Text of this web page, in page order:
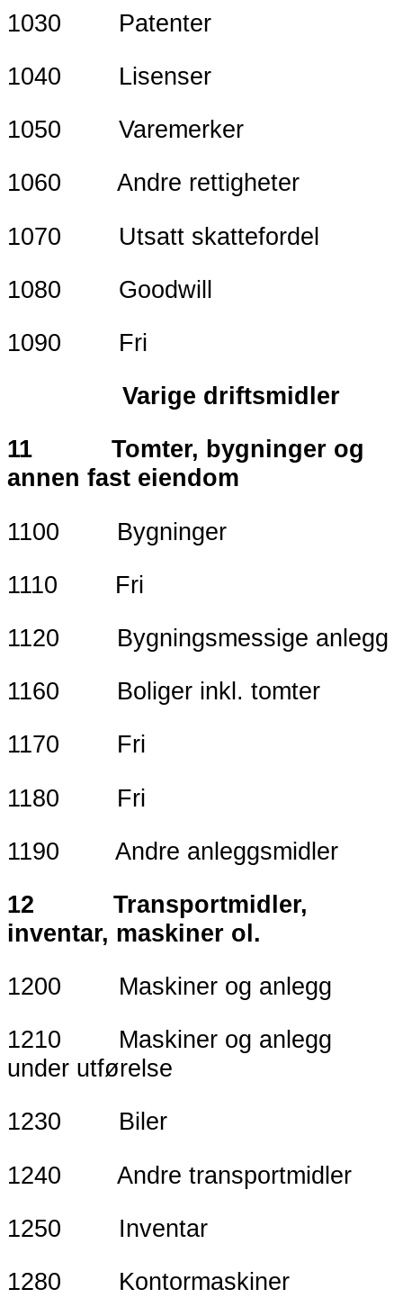
1030 Patenter
1040 Lisenser
1050 Varemerker
1060 Andre rettigheter
1070 Utsatt skattefordel
1080 Goodwill
1090 Fri
Varige driftsmidler
11 Tomter, bygninger og
annen fast eiendom
1100 Bygninger
1110 Fri
1120 Bygningsmessige anlegg
1160 Boliger inkl. tomter
1170 Fri
1180 Fri
1190 Andre anleggsmidler
12 Transportmidler,
inventar, maskiner ol.
1200 Maskiner og anlegg
1210 Maskiner og anlegg
under utførelse
1230 Biler
1240 Andre transportmidler
1250 Inventar
1280 Kontormaskiner